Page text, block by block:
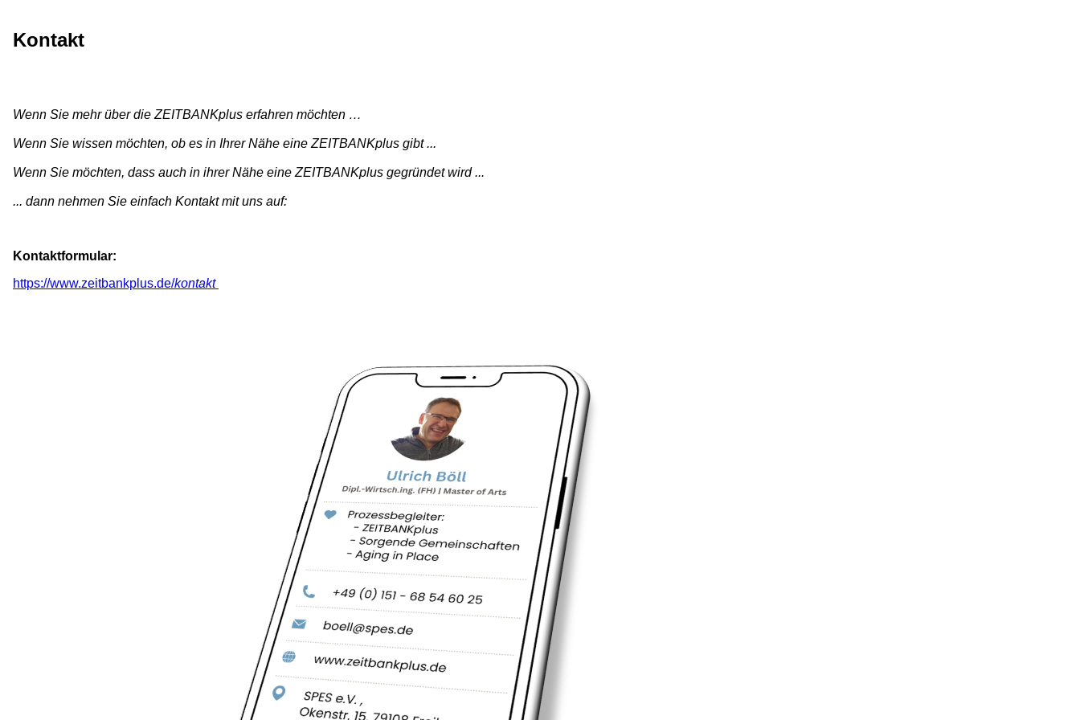
Kontakt
Wenn Sie mehr über die ZEITBANKplus erfahren möchten …
Wenn Sie wissen möchten, ob es in Ihrer Nähe eine ZEITBANKplus gibt ...
Wenn Sie möchten, dass auch in ihrer Nähe eine ZEITBANKplus gegründet wird ...
... dann nehmen Sie einfach Kontakt mit uns auf:
Kontaktformular:
https://www.zeitbankplus.de/kontakt